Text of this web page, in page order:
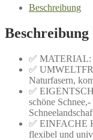
Beschreibung
Beschreibung
✅ MATERIAL:
✅
Naturfasern,
✅
schöne
✅ EINFACHE
flexibel und